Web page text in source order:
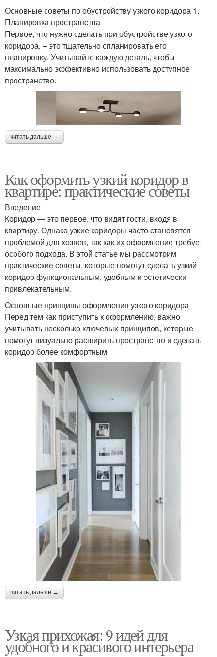
Основные советы по обустройству узкого коридора 1.
Планировка пространства
Первое, что нужно сделать при обустройстве узкого
коридора, – это тщательно спланировать его
планировку. Учитывайте каждую деталь, чтобы
максимально эффективно использовать доступное
пространство.
читать дальше →
Как оформить узкий коридор в
квартире: практические советы
Введение
Коридор — это первое, что видят гости, входя в
квартиру. Однако узкие коридоры часто становятся
проблемой для хозяев, так как их оформление требует
особого подхода. В этой статье мы рассмотрим
практические советы, которые помогут сделать узкий
коридор функциональным, удобным и эстетически
привлекательным.
Основные принципы оформления узкого коридора
Перед тем как приступить к оформлению, важно
учитывать несколько ключевых принципов, которые
помогут визуально расширить пространство и сделать
коридор более комфортным.
читать дальше →
Узкая прихожая: 9 идей для
удобного и красивого интерьера